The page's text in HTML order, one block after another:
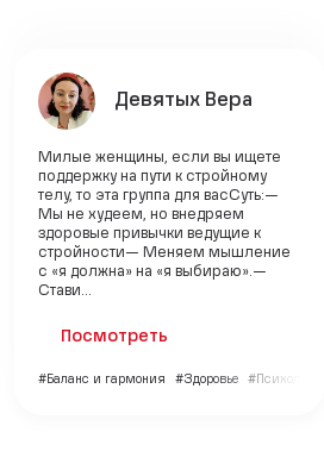
Девятых Вера
Милые женщины, если вы ищете
поддержку на пути к стройному
телу, то эта группа для васСуть:—
Мы не худеем, но внедряем
здоровые привычки ведущие к
стройности— Меняем мышление
с «я должна» на «я выбираю».—
Стави...
Посмотреть
#Баланс и гармония #Здоровье #Психология